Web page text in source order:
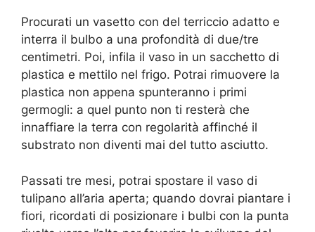
Procurati un vasetto con del terriccio adatto e
interra il bulbo a una profondità di due/tre
centimetri. Poi, infila il vaso in un sacchetto di
plastica e mettilo nel frigo. Potrai rimuovere la
plastica non appena spunteranno i primi
germogli: a quel punto non ti resterà che
innaffiare la terra con regolarità affinché il
substrato non diventi mai del tutto asciutto.
Passati tre mesi, potrai spostare il vaso di
tulipano all’aria aperta; quando dovrai piantare i
fiori, ricordati di posizionare i bulbi con la punta